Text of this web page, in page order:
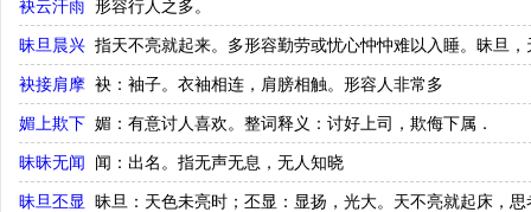
袂云汗雨 形容行人之多。
昧旦晨兴 指天不亮就起来。多形容勤劳或忧心忡忡难以入睡。昧旦
袂接肩摩 袂：袖子。衣袖相连，肩膀相触。形容人非常多
媚上欺下 媚：有意讨人喜欢。整词释义：讨好上司，欺侮下属．
昧昧无闻 闻：出名。指无声无息，无人知晓
昧旦丕显 昧旦：天色未亮时；丕显：显扬，光大。天不亮就起床，